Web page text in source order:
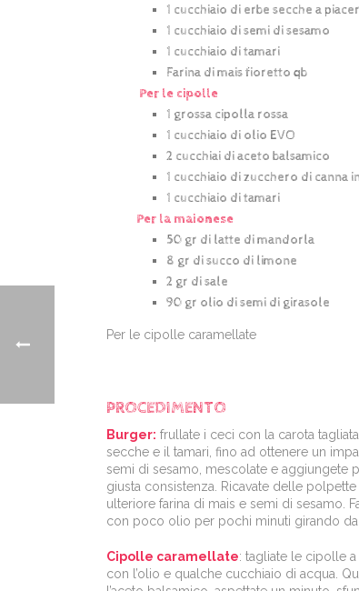
1 cucchiaio di erbe secche a
1 cucchiaio di semi di sesamo
1 cucchiaio di tamari
Farina di mais fioretto qb
Per le cipolle
1 grossa cipolla rossa
1 cucchiaio di olio EVO
2 cucchiai di aceto balsamico
1 cucchiaio di zucchero di canna
1 cucchiaio di tamari
Per la maionese
50 gr di latte di mandorla
8 gr di succo di limone
2 gr di sale
90 gr olio di semi di girasole
Per le cipolle caramellate
PROCEDIMENTO
Burger: frullate i ceci con la carota
secche e il tamari, fino ad ottenere un
semi di sesamo, mescolate e aggiungete
giusta consistenza. Ricavate delle
ulteriore farina di mais e semi di sesamo.
con poco olio per pochi minuti girando da
Cipolle caramellate: tagliate le cipolle
con l’olio e qualche cucchiaio di acqua.